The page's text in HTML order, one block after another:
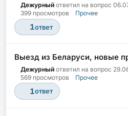
Дежурный ответил на вопрос
399 просмотров
Прочее
1ответ
Выезд из Беларуси, новые
Дежурный ответил на вопрос
569 просмотров
Прочее
1ответ